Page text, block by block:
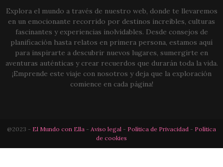
Explora el mundo a través de nuestro web, donde te llevaremos
en un emocionante recorrido por destinos increíbles, culturas
fascinantes y experiencias inolvidables. Desde consejos de
planificación hasta relatos en primera persona, estamos aquí
para inspirarte a descubrir nuevos lugares, sumergirte en
aventuras auténticas y crear recuerdos que durarán toda la vida.
¡Emprende este viaje con nosotros y deja que la exploración
comience en cada página!
@2023 - El Mundo con Ella - Aviso legal - Política de Privacidad - Política
de cookies